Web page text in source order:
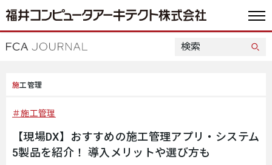
施工管理
施工管理
【現場DX】おすすめの施工管理アプリ・システム
5製品を紹介！ 導入メリットや選び方も